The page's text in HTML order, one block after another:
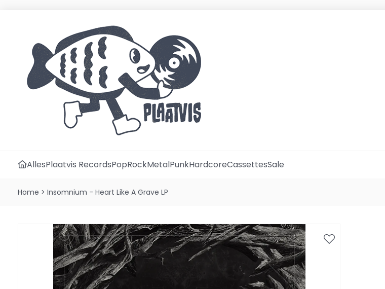
AllesPlaatvis RecordsPopRockMetalPunkHardcoreCassettesSale
Home > Insomnium - Heart Like A Grave LP